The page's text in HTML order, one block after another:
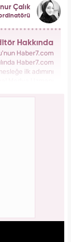
Çalık
Hakkında
Haber7.com
Haber7.com
ilk adımını
Medya Uzmanı
Haber Şefi